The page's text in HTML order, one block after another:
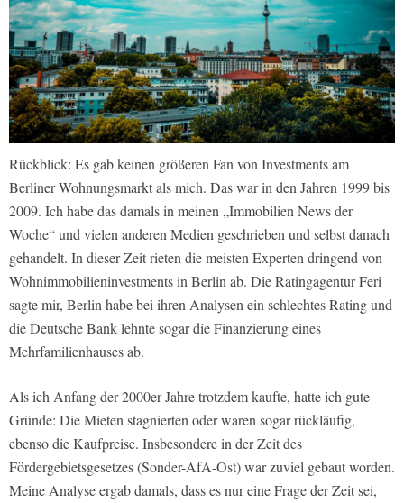
Rückblick: Es gab keinen größeren Fan von Investments am
Berliner Wohnungsmarkt als mich. Das war in den Jahren 1999 bis
2009. Ich habe das damals in meinen „Immobilien News der
Woche“ und vielen anderen Medien geschrieben und selbst danach
gehandelt. In dieser Zeit rieten die meisten Experten dringend von
Wohnimmobilieninvestments in Berlin ab. Die Ratingagentur Feri
sagte mir, Berlin habe bei ihren Analysen ein schlechtes Rating und
die Deutsche Bank lehnte sogar die Finanzierung eines
Mehrfamilienhauses ab.
Als ich Anfang der 2000er Jahre trotzdem kaufte, hatte ich gute
Gründe: Die Mieten stagnierten oder waren sogar rückläufig,
ebenso die Kaufpreise. Insbesondere in der Zeit des
Fördergebietsgesetzes (Sonder-AfA-Ost) war zuviel gebaut worden.
Meine Analyse ergab damals, dass es nur eine Frage der Zeit sei,